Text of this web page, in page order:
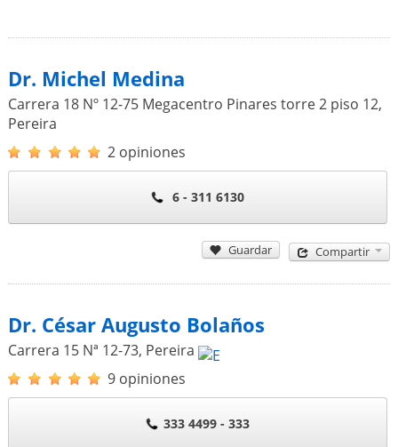
Dr. Michel Medina
Carrera 18 Nº 12-75 Megacentro Pinares torre 2 piso 12,
Pereira
2 opiniones
6 - 311 6130
Guardar Compartir
Dr. César Augusto Bolaños
Carrera 15 Nª 12-73, Pereira
9 opiniones
333 4499 - 333